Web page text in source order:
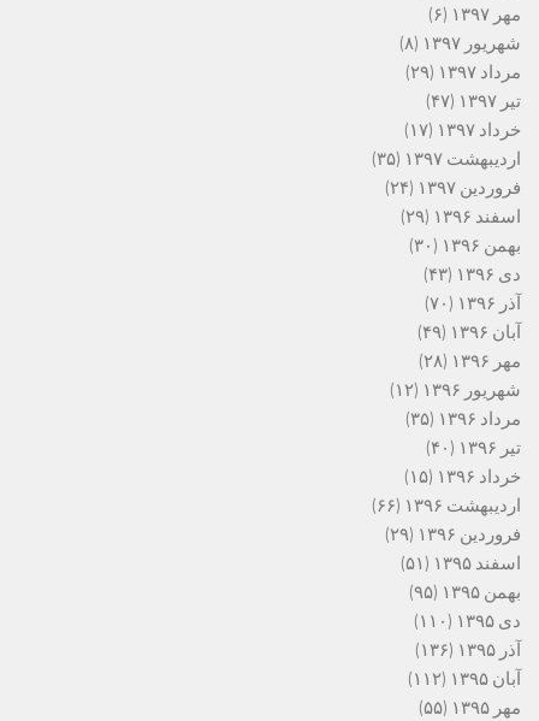
مهر ۱۳۹۷
(۶)
شهریور ۱۳۹۷
(۸)
مرداد ۱۳۹۷
(۲۹)
تیر ۱۳۹۷
(۴۷)
خرداد ۱۳۹۷
(۱۷)
اردیبهشت ۱۳۹۷
(۳۵)
فروردین ۱۳۹۷
(۲۴)
اسفند ۱۳۹۶
(۲۹)
بهمن ۱۳۹۶
(۳۰)
دی ۱۳۹۶
(۴۳)
آذر ۱۳۹۶
(۷۰)
آبان ۱۳۹۶
(۴۹)
مهر ۱۳۹۶
(۲۸)
شهریور ۱۳۹۶
(۱۲)
مرداد ۱۳۹۶
(۳۵)
تیر ۱۳۹۶
(۴۰)
خرداد ۱۳۹۶
(۱۵)
اردیبهشت ۱۳۹۶
(۶۶)
فروردین ۱۳۹۶
(۲۹)
اسفند ۱۳۹۵
(۵۱)
بهمن ۱۳۹۵
(۹۵)
دی ۱۳۹۵
(۱۱۰)
آذر ۱۳۹۵
(۱۳۶)
آبان ۱۳۹۵
(۱۱۲)
مهر ۱۳۹۵
(۵۵)